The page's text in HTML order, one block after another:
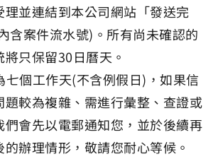
理並連結到本公司網站「發送完
含案件流水號)。所有尚未確認的
只保留30日曆天。
七個工作天(不含例假日)，如果信
題較為複雜、需進行彙整、查證或
們會先以電郵通知您，並於後續再
的辦理情形，敬請您耐心等候。